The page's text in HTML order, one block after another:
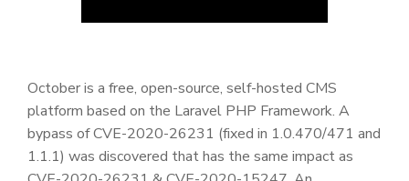
October is a free, open-source, self-hosted CMS
platform based on the Laravel PHP Framework. A
bypass of CVE-2020-26231 (fixed in 1.0.470/471 and
1.1.1) was discovered that has the same impact as